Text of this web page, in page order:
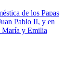
de los Papas
Pablo II, y en
María y Emilia